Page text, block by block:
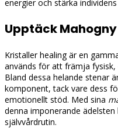
energier och stärka
Upptäck
Kristaller healing är en
används för att främja
Bland dessa helande stenar
komponent, tack vare dess
emotionellt stöd. Med sina
denna imponerande ädelsten
självvårdrutin.